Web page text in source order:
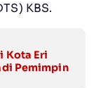
KBS.
Kota Eri
Pemimpin